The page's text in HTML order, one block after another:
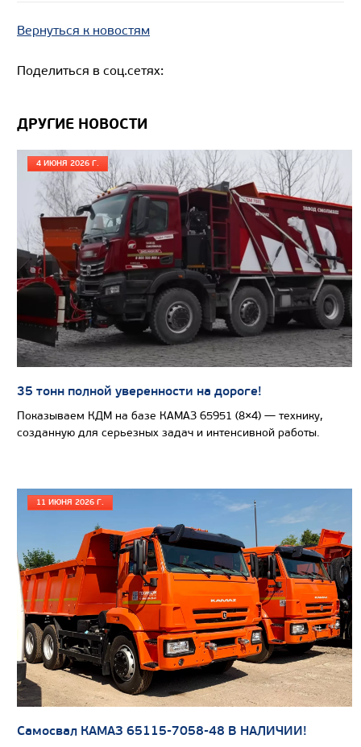
Колесная формула
САМОСВАЛ КАМАЗ-65801
Цена по запросу
Производитель
Экологический класс
Грузоподъемность, кг
Вместимость кузова, м3
Направление разгрузки
Колесная формула
Узнать цену
Вернуться к новостям
Поделиться в соц.сетях:
ДРУГИЕ НОВОСТИ
4 ИЮНЯ 2026 Г.
35 тонн полной уверенности на дороге!
Показываем КДМ на базе КАМАЗ 65951 (8×4) — технику,
созданную для серьезных задач и интенсивной работы.
11 ИЮНЯ 2026 Г.
Самосвал КАМАЗ 65115-7058-48 В НАЛИЧИИ!